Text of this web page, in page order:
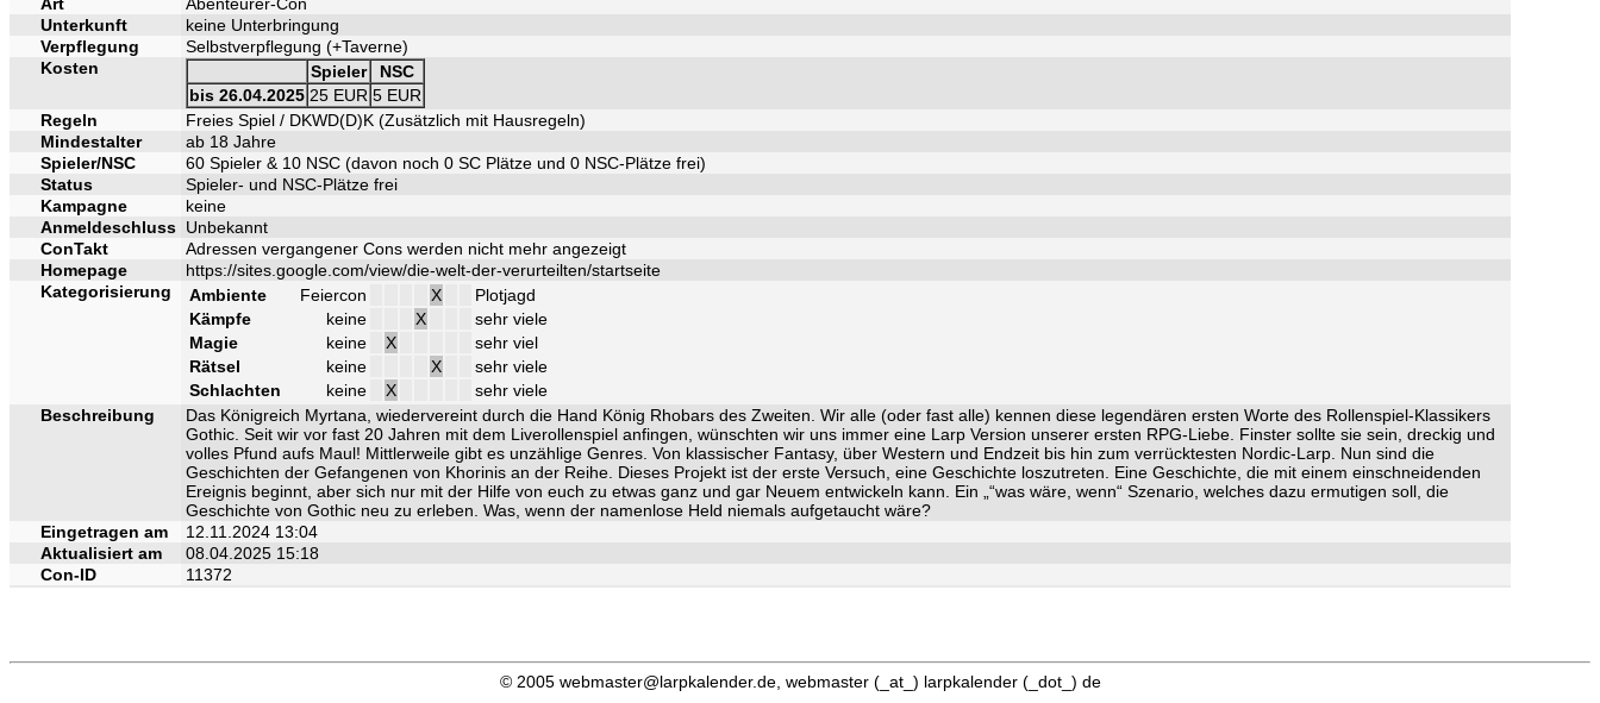
Unterkunft
keine Unterbringung
Verpflegung
Selbstverpflegung (+Taverne)
Kosten
Spieler
NSC
bis 26.04.2025 25 EUR 5 EUR
Regeln
Freies Spiel / DKWD(D)K (Zusätzlich mit Hausregeln)
Mindestalter
ab 18 Jahre
Spieler/NSC
60 Spieler & 10 NSC (davon noch 0 SC Plätze und 0 NSC-Plätze frei)
Status
Spieler- und NSC-Plätze frei
Kampagne
keine
Anmeldeschluss Unbekannt
ConTakt
Adressen vergangener Cons werden nicht mehr angezeigt
Homepage
https://sites.google.com/view/die-welt-der-verurteilten/startseite
Kategorisierung
Ambiente Feiercon X
Plotjagd
Kämpfe
keine X
sehr viele
Magie
keine X
sehr viel
Rätsel
keine X
sehr viele
Schlachten
keine X
sehr viele
Beschreibung
Das Königreich Myrtana, wiedervereint durch die Hand König Rhobars des Zweiten. Wir alle (oder fast alle) kennen diese legendären ersten Worte des Rollenspiel-Klassikers
Gothic. Seit wir vor fast 20 Jahren mit dem Liverollenspiel anfingen, wünschten wir uns immer eine Larp Version unserer ersten RPG-Liebe. Finster sollte sie sein, dreckig und
volles Pfund aufs Maul! Mittlerweile gibt es unzählige Genres. Von klassischer Fantasy, über Western und Endzeit bis hin zum verrücktesten Nordic-Larp. Nun sind die
Geschichten der Gefangenen von Khorinis an der Reihe. Dieses Projekt ist der erste Versuch, eine Geschichte loszutreten. Eine Geschichte, die mit einem einschneidenden
Ereignis beginnt, aber sich nur mit der Hilfe von euch zu etwas ganz und gar Neuem entwickeln kann. Ein „“was wäre, wenn“ Szenario, welches dazu ermutigen soll, die
Geschichte von Gothic neu zu erleben. Was, wenn der namenlose Held niemals aufgetaucht wäre?
Eingetragen am
12.11.2024 13:04
Aktualisiert am
08.04.2025 15:18
Con-ID
11372
© 2005 webmaster@larpkalender.de, webmaster (_at_) larpkalender (_dot_) de